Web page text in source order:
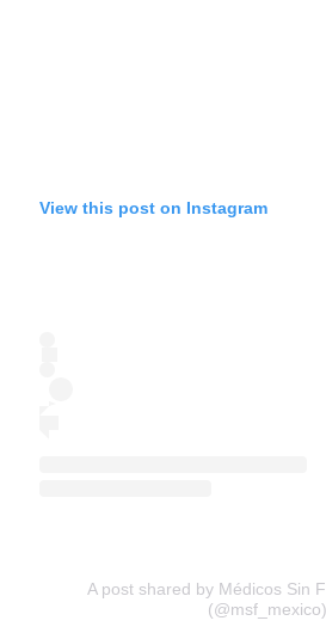
View this post on Instagram
A post shared by Médicos Sin
(@msf_mexico)